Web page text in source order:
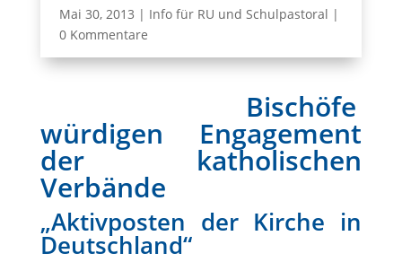
Mai 30, 2013 | Info für RU und Schulpastoral |
0 Kommentare
Bischöfe
würdigen Engagement
der katholischen
Verbände
„Aktivposten der Kirche in
Deutschland“